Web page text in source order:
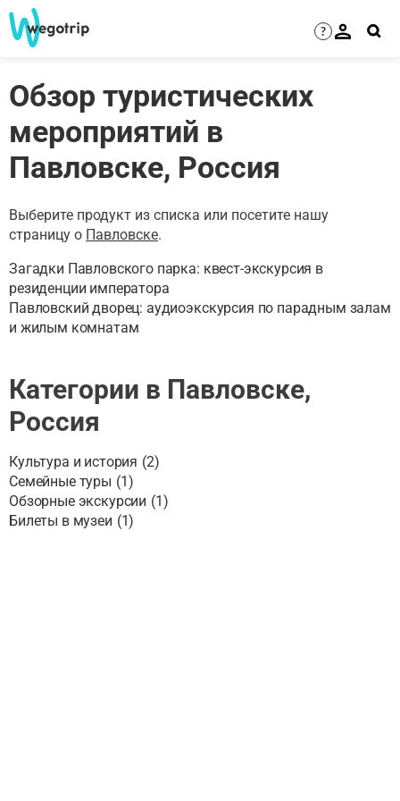
?
Обзор туристических
мероприятий в
Павловске, Россия
Выберите продукт из списка или посетите нашу
страницу о Павловске.
Загадки Павловского парка: квест-экскурсия в
резиденции императора
Павловский дворец: аудиоэкскурсия по парадным залам
и жилым комнатам
Категории в Павловске,
Россия
Культура и история (2)
Семейные туры (1)
Обзорные экскурсии (1)
Билеты в музеи (1)